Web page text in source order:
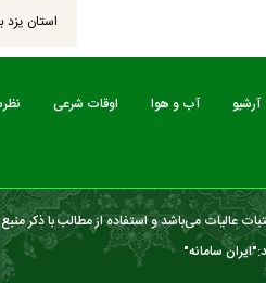
استان یزد
آرشیو آب و هوا اوقات شرعی
عالیات می‌باشد و استفاده از مطالب با ذکر
ایران سامانه"